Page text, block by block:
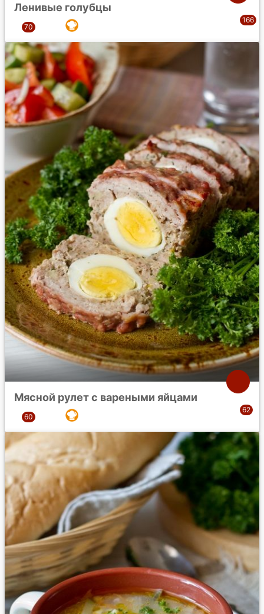
Ленивые голубцы
Мясной рулет с вареными яйцами